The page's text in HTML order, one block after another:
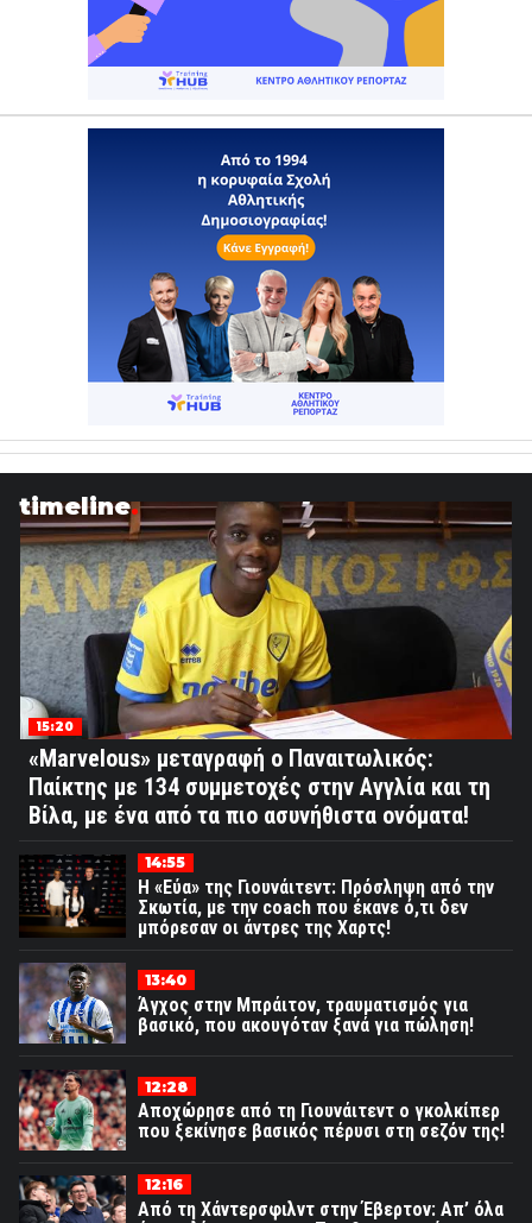
timeline
15:20
«Marvelous» μεταγραφή ο Παναιτωλικός:
Παίκτης με 134 συμμετοχές στην Αγγλία και τη
Βίλα, με ένα από τα πιο ασυνήθιστα ονόματα!
14:55
Η «Εύα» της Γιουνάιτεντ: Πρόσληψη από την
Σκωτία, με την coach που έκανε ό,τι δεν
μπόρεσαν οι άντρες της Χαρτς!
13:40
Άγχος στην Μπράιτον, τραυματισμός για
βασικό, που ακουγόταν ξανά για πώληση!
12:28
Αποχώρησε από τη Γιουνάιτεντ ο γκολκίπερ
που ξεκίνησε βασικός πέρυσι στη σεζόν της!
12:16
Από τη Χάντερσφιλντ στην Έβερτον: Απ’ όλα